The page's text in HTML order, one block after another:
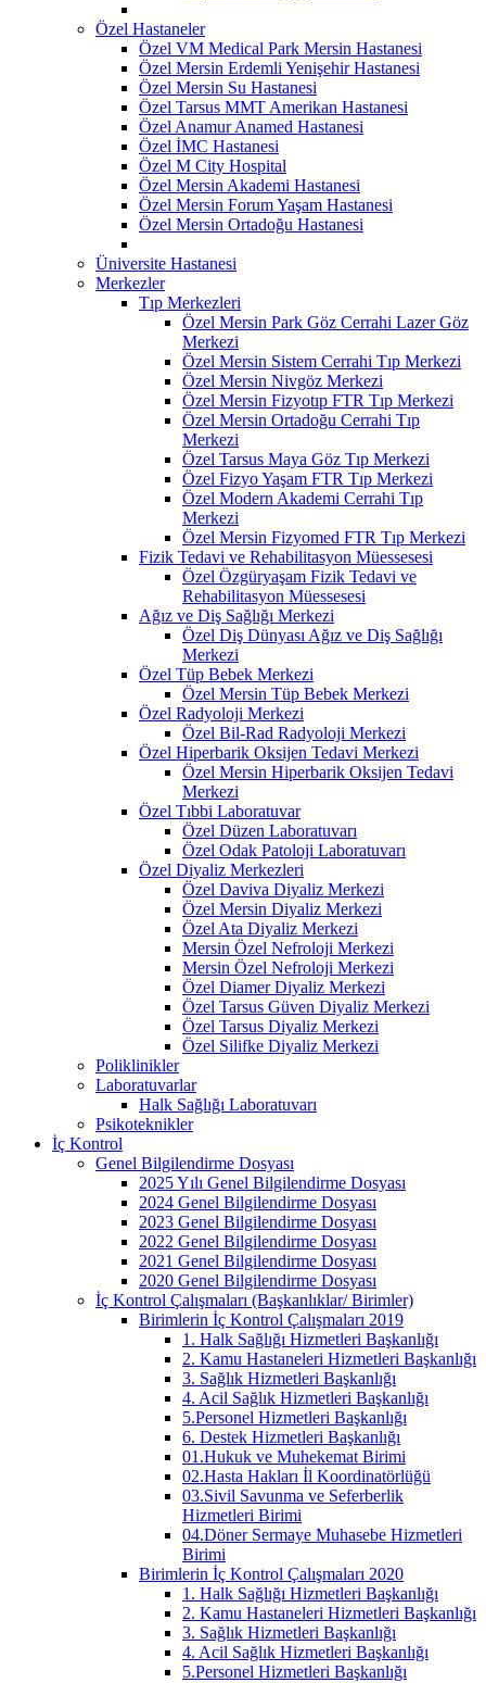
Özel Hastaneler
Özel VM Medical Park Mersin Hastanesi
Özel Mersin Erdemli Yenişehir Hastanesi
Özel Mersin Su Hastanesi
Özel Tarsus MMT Amerikan Hastanesi
Özel Anamur Anamed Hastanesi
Özel İMC Hastanesi
Özel M City Hospital
Özel Mersin Akademi Hastanesi
Özel Mersin Forum Yaşam Hastanesi
Özel Mersin Ortadoğu Hastanesi
Üniversite Hastanesi
Merkezler
Tıp Merkezleri
Özel Mersin Park Göz Cerrahi Lazer Göz
Merkezi
Özel Mersin Sistem Cerrahi Tıp Merkezi
Özel Mersin Nivgöz Merkezi
Özel Mersin Fizyotıp FTR Tıp Merkezi
Özel Mersin Ortadoğu Cerrahi Tıp
Merkezi
Özel Tarsus Maya Göz Tıp Merkezi
Özel Fizyo Yaşam FTR Tıp Merkezi
Özel Modern Akademi Cerrahi Tıp
Merkezi
Özel Mersin Fizyomed FTR Tıp Merkezi
Fizik Tedavi ve Rehabilitasyon Müessesesi
Özel Özgüryaşam Fizik Tedavi ve
Rehabilitasyon Müessesesi
Ağız ve Diş Sağlığı Merkezi
Özel Diş Dünyası Ağız ve Diş Sağlığı
Merkezi
Özel Tüp Bebek Merkezi
Özel Mersin Tüp Bebek Merkezi
Özel Radyoloji Merkezi
Özel Bil-Rad Radyoloji Merkezi
Özel Hiperbarik Oksijen Tedavi Merkezi
Özel Mersin Hiperbarik Oksijen Tedavi
Merkezi
Özel Tıbbi Laboratuvar
Özel Düzen Laboratuvarı
Özel Odak Patoloji Laboratuvarı
Özel Diyaliz Merkezleri
Özel Daviva Diyaliz Merkezi
Özel Mersin Diyaliz Merkezi
Özel Ata Diyaliz Merkezi
Mersin Özel Nefroloji Merkezi
Mersin Özel Nefroloji Merkezi
Özel Diamer Diyaliz Merkezi
Özel Tarsus Güven Diyaliz Merkezi
Özel Tarsus Diyaliz Merkezi
Özel Silifke Diyaliz Merkezi
Poliklinikler
Laboratuvarlar
Halk Sağlığı Laboratuvarı
Psikoteknikler
İç Kontrol
Genel Bilgilendirme Dosyası
2025 Yılı Genel Bilgilendirme Dosyası
2024 Genel Bilgilendirme Dosyası
2023 Genel Bilgilendirme Dosyası
2022 Genel Bilgilendirme Dosyası
2021 Genel Bilgilendirme Dosyası
2020 Genel Bilgilendirme Dosyası
İç Kontrol Çalışmaları (Başkanlıklar/ Birimler)
Birimlerin İç Kontrol Çalışmaları 2019
1. Halk Sağlığı Hizmetleri Başkanlığı
2. Kamu Hastaneleri Hizmetleri Başkanlığı
3. Sağlık Hizmetleri Başkanlığı
4. Acil Sağlık Hizmetleri Başkanlığı
5.Personel Hizmetleri Başkanlığı
6. Destek Hizmetleri Başkanlığı
01.Hukuk ve Muhekemat Birimi
02.Hasta Hakları İl Koordinatörlüğü
03.Sivil Savunma ve Seferberlik
Hizmetleri Birimi
04.Döner Sermaye Muhasebe Hizmetleri
Birimi
Birimlerin İç Kontrol Çalışmaları 2020
1. Halk Sağlığı Hizmetleri Başkanlığı
2. Kamu Hastaneleri Hizmetleri Başkanlığı
3. Sağlık Hizmetleri Başkanlığı
4. Acil Sağlık Hizmetleri Başkanlığı
5.Personel Hizmetleri Başkanlığı